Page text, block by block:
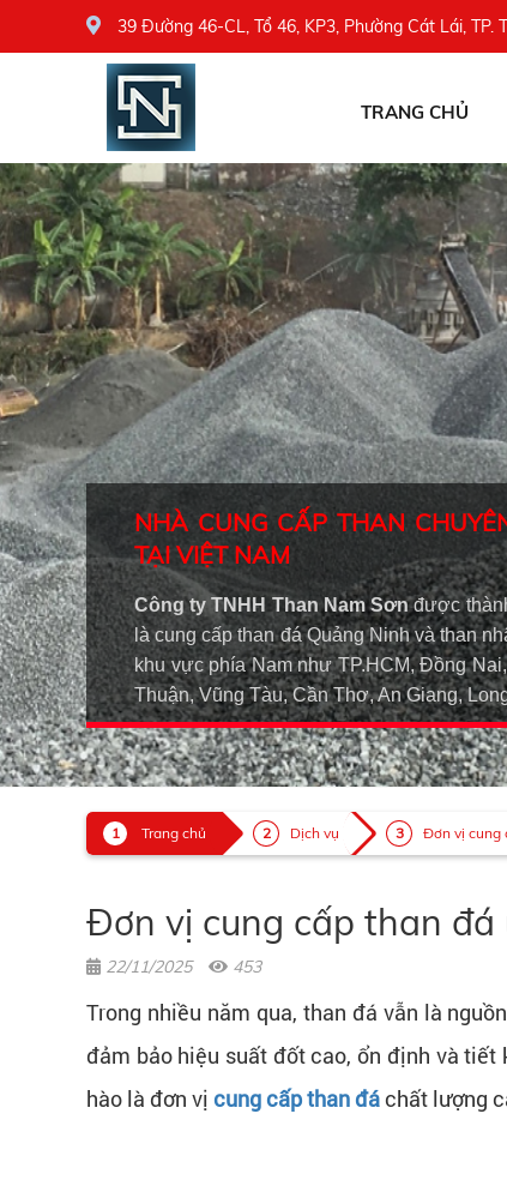
39 Đường 46-CL, Tổ 46, KP3, Phường Cát Lái, TP.
TRANG CHỦ
NHÀ CUNG CẤP THAN
TẠI VIỆT NAM
Công ty TNHH Than Nam Sơnđược
là cung cấp than đá Quảng Ninh và than
khu vực phía Nam như TP.HCM, Đồng
Thuận, Vũng Tàu, Cần Thơ, An Giang,
Trang chủ Dịch vụ Đơn vị cung
Đơn vị cung cấp than đá
22/11/2025 453
Trong nhiều năm qua, than đá vẫn là
đảm bảo hiệu suất đốt cao, ổn định và
hào là đơn vị cung cấp than đáchất lượng